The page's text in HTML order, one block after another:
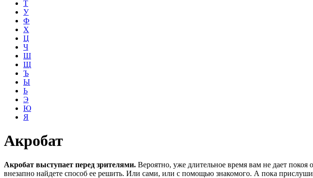
Т
У
Ф
Х
Ц
Ч
Ш
Щ
Ъ
Ы
Ь
Э
Ю
Я
Акробат
Акробат выступает перед зрителями. Вероятно, уже длительное время вам не дает
внезапно найдете способ ее решить. Или сами, или с помощью знакомого. А пока